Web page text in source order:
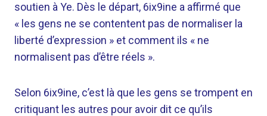
soutien à Ye. Dès le départ, 6ix9ine a affirmé que
« les gens ne se contentent pas de normaliser la
liberté d’expression » et comment ils « ne
normalisent pas d’être réels ».
Selon 6ix9ine, c’est là que les gens se trompent en
critiquant les autres pour avoir dit ce qu’ils